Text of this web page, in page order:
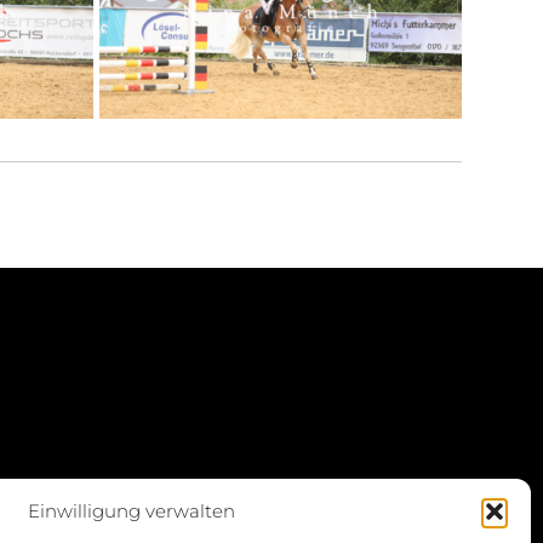
Einwilligung verwalten